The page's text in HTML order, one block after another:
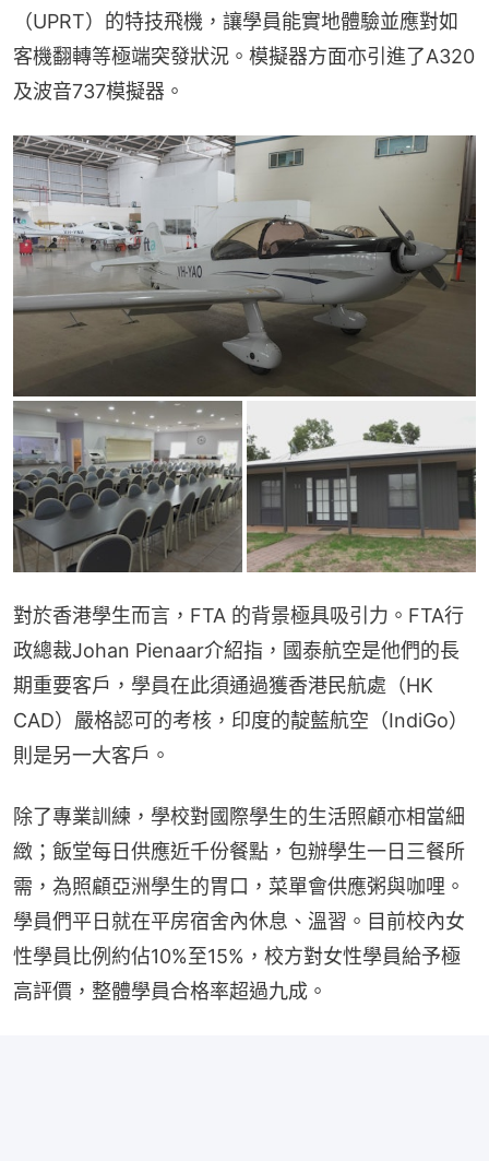
（UPRT）的特技飛機，讓學員能實地體驗並應對如
客機翻轉等極端突發狀況。模擬器方面亦引進了A320
及波音737模擬器。
對於香港學生而言，FTA 的背景極具吸引力。FTA行
政總裁Johan Pienaar介紹指，國泰航空是他們的長
期重要客戶，學員在此須通過獲香港民航處（HK
CAD）嚴格認可的考核，印度的靛藍航空（IndiGo）
則是另一大客戶。
除了專業訓練，學校對國際學生的生活照顧亦相當細
緻；飯堂每日供應近千份餐點，包辦學生一日三餐所
需，為照顧亞洲學生的胃口，菜單會供應粥與咖哩。
學員們平日就在平房宿舍內休息、溫習。目前校內女
性學員比例約佔10%至15%，校方對女性學員給予極
高評價，整體學員合格率超過九成。